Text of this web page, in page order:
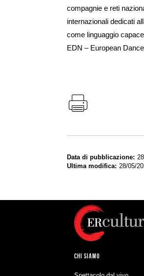
compagnie e reti
internazionali dedicati
come linguaggio
EDN – European
Data di pubblicazione
Ultima modifica
28/05/
CHI SIAMO